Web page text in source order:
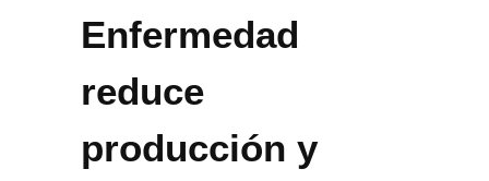
Enfermedad
reduce
producción y